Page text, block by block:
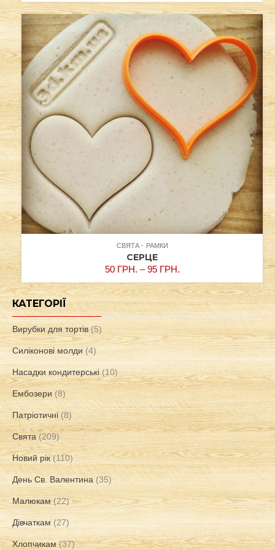
СВЯТА РАМКИ
СЕРЦЕ
50 ГРН. –95 ГРН.
КАТЕГОРІЇ
Вирубки для тортів (5)
Силіконові молди (4)
Насадки кондитерські (10)
Ембозери (8)
Патріотичні (8)
Свята (209)
Новий рік (110)
День Св. Валентина (35)
Малюкам (22)
Дівчаткам (27)
Хлопчикам (37)